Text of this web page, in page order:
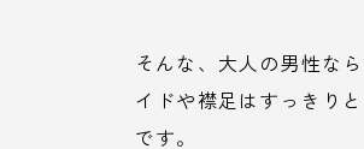
そんな、大人の男性な
イドや襟足はすっきり
です。